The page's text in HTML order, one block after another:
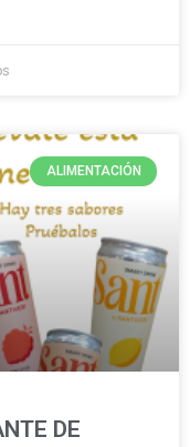
ALIMENTACIÓN
DE